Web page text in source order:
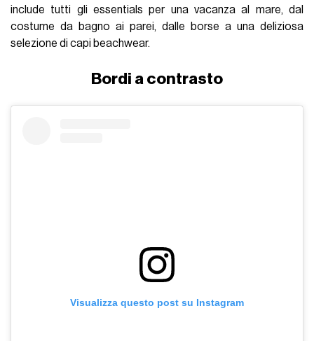
include tutti gli essentials per una vacanza al mare, dal
costume da bagno ai parei, dalle borse a una deliziosa
selezione di capi beachwear.
Bordi a contrasto
Visualizza questo post su Instagram